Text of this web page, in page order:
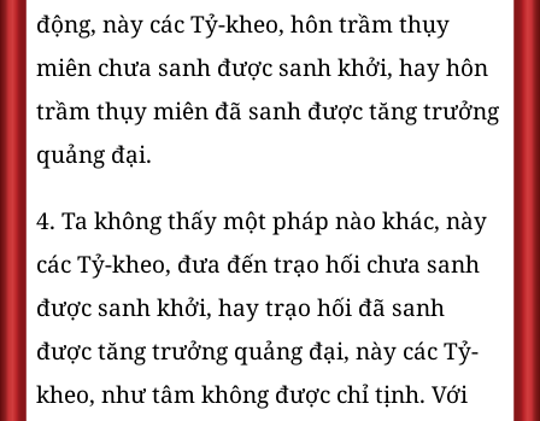
động, này các Tỷ-kheo, hôn trầm thụy
miên chưa sanh được sanh khởi, hay hôn
trầm thụy miên đã sanh được tăng trưởng
quảng đại.
4. Ta không thấy một pháp nào khác, này
các Tỷ-kheo, đưa đến trạo hối chưa sanh
được sanh khởi, hay trạo hối đã sanh
được tăng trưởng quảng đại, này các Tỷ-
kheo, như tâm không được chỉ tịnh. Với